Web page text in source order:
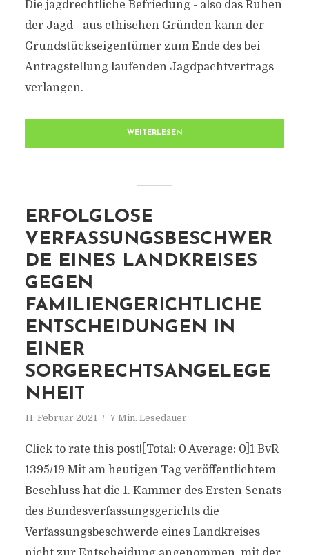
Die jagdrechtliche Befriedung - also das Ruhen
der Jagd - aus ethischen Gründen kann der
Grundstückseigentümer zum Ende des bei
Antragstellung laufenden Jagdpachtvertrags
verlangen.
WEITERLESEN
ERFOLGLOSE
VERFASSUNGSBESCHWER
DE EINES LANDKREISES
GEGEN
FAMILIENGERICHTLICHE
ENTSCHEIDUNGEN IN
EINER
SORGERECHTSANGELEGE
NHEIT
11. Februar 2021 7 Min. Lesedauer
Click to rate this post![Total: 0 Average: 0]1 BvR
1395/19 Mit am heutigen Tag veröffentlichtem
Beschluss hat die 1. Kammer des Ersten Senats
des Bundesverfassungsgerichts die
Verfassungsbeschwerde eines Landkreises